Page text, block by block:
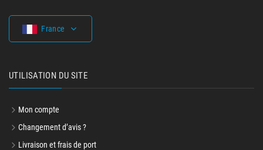
France
UTILISATION DU SITE
Mon compte
Changement d’avis ?
Livraison et frais de port